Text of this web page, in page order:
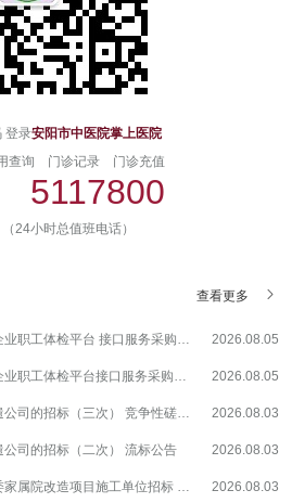
登录安阳市中医院掌上医院
查询 门诊记录 门诊充值
5117800
（24小时总值班电话）
查看更多 
检平台 接口服务采购项目 流标公告 2026.08.05
接口服务采购项目（二次） 竞争性谈判公告 2026.08.05
的招标（三次） 竞争性磋商公告 2026.08.03
司的招标（二次） 流标公告 2026.08.03
造项目施工单位招标 中标结果公告 2026.08.03